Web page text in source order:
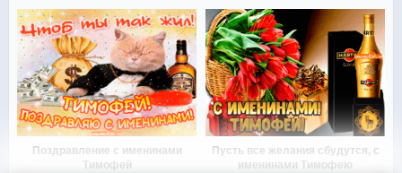
Поздравление с именинами
Тимофей
Пусть все желания сбудутся, с
именинами Тимофею